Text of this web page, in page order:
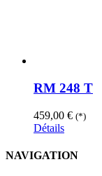
RM 248 T
459,00 € (*)
Détails
NAVIGATION